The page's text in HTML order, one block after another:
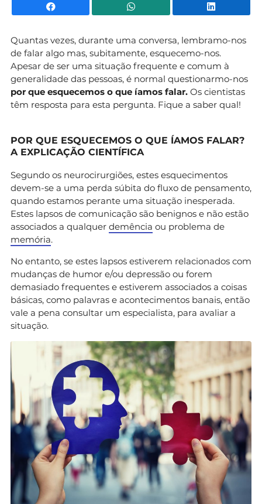
Facebook WhatsApp
Quantas vezes, durante uma conversa, lembramo-nos
de falar algo mas, subitamente, esquecemo-nos.
Apesar de ser uma situação frequente e comum à
generalidade das pessoas, é normal questionarmo-nos
por que esquecemos o que íamos falar. Os cientistas
têm resposta para esta pergunta. Fique a saber qual!
POR QUE ESQUECEMOS O QUE ÍAMOS FALAR?
A EXPLICAÇÃO CIENTÍFICA
Segundo os neurocirurgiões, estes esquecimentos
devem-se a uma perda súbita do fluxo de pensamento,
quando estamos perante uma situação inesperada.
Estes lapsos de comunicação são benignos e não estão
associados a qualquer demência ou problema de
memória.
No entanto, se estes lapsos estiverem relacionados com
mudanças de humor e/ou depressão ou forem
demasiado frequentes e estiverem associados a coisas
básicas, como palavras e acontecimentos banais, então
vale a pena consultar um especialista, para avaliar a
situação.